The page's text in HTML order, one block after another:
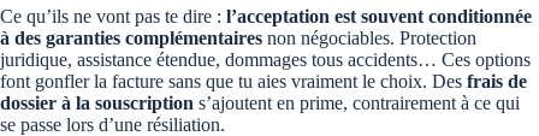
Ce qu’ils ne vont pas te dire : l’acceptation est souvent conditionnée
à des garanties complémentaires non négociables. Protection
juridique, assistance étendue, dommages tous accidents… Ces options
font gonfler la facture sans que tu aies vraiment le choix. Des frais de
dossier à la souscription s’ajoutent en prime, contrairement à ce qui
se passe lors d’une résiliation.